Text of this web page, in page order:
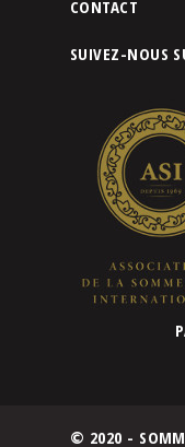
CONTACT
SUIVEZ-NOUS
© 2020 -